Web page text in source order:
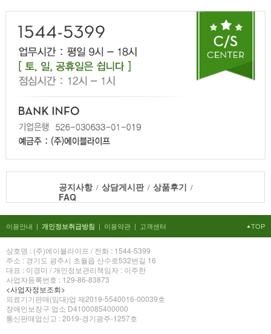
공지사항/ 상담게시판/ 상품후기 /
FAQ
이용안내 | 개인정보취급방침 | 이용약관 | 고객센터 TOP
상호명 : (주)에이블라이프 / 전화 : 1544-5399
주소 : 경기도 광주시 초월읍 산수로532번길 16
대표 : 이경미 / 개인정보관리책임자 : 이주한
사업자등록번호 : 129-86-83873
<사업자정보조회>
의료기기판매(임대)업 제2019-5540016-00039호
장애인보장구 업소 D4100085400000
통신판매업신고 : 2019-경기광주-1257호